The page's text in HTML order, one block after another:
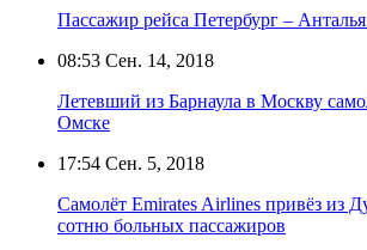
Пассажир рейса Петербург –
08:53 Сен. 14, 2018
Летевший из Барнаула в Москву
Омске
17:54 Сен. 5, 2018
Самолёт Emirates Airlines привёз из
сотню больных пассажиров